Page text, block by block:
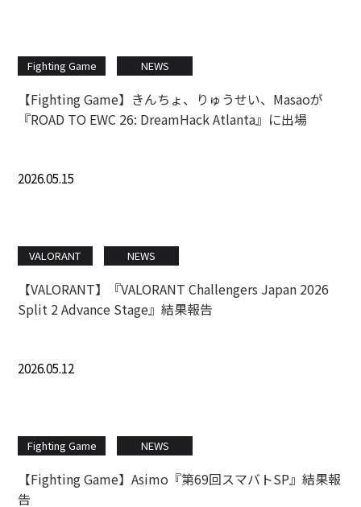
Fighting Game NEWS
【Fighting Game】きんちょ、りゅうせい、Masaoが
『ROAD TO EWC 26: DreamHack Atlanta』に出場
2026.05.15
VALORANT NEWS
【VALORANT】『VALORANT Challengers Japan 2026
Split 2 Advance Stage』結果報告
2026.05.12
Fighting Game NEWS
【Fighting Game】Asimo『第69回スマバトSP』結果報
告